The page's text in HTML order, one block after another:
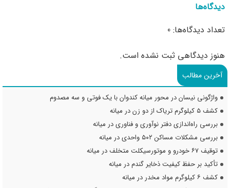
دیدگاه‌ها
تعداد دیدگاه‌ها: 0
هنوز دیدگاهی ثبت نشده است.
آخرین مطالب
واژگونی نیسان در محور میانه کندوان با یک فوتی و سه مصدوم
کشف ۵ کیلوگرم تریاک از دو زن در میانه
بررسی راه‌اندازی دفتر نوآوری و فناوری در میانه
بررسی مشکلات مساکن ۵۰۲ واحدی در میانه
توقیف ۶۷ خودرو و موتورسیکلت متخلف در میانه
تأکید بر حفظ کیفیت ذخایر گندم در میانه
کشف ۶ کیلوگرم مواد مخدر در میانه